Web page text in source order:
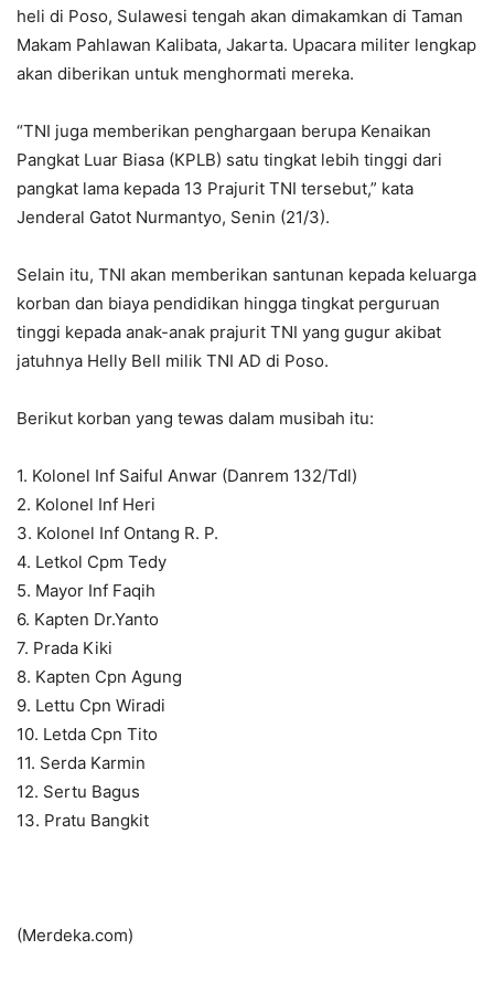
heli di Poso, Sulawesi tengah akan dimakamkan di Taman
Makam Pahlawan Kalibata, Jakarta. Upacara militer lengkap
akan diberikan untuk menghormati mereka.
“TNI juga memberikan penghargaan berupa Kenaikan
Pangkat Luar Biasa (KPLB) satu tingkat lebih tinggi dari
pangkat lama kepada 13 Prajurit TNI tersebut,” kata
Jenderal Gatot Nurmantyo, Senin (21/3).
Selain itu, TNI akan memberikan santunan kepada keluarga
korban dan biaya pendidikan hingga tingkat perguruan
tinggi kepada anak-anak prajurit TNI yang gugur akibat
jatuhnya Helly Bell milik TNI AD di Poso.
Berikut korban yang tewas dalam musibah itu:
1. Kolonel Inf Saiful Anwar (Danrem 132/Tdl)
2. Kolonel Inf Heri
3. Kolonel Inf Ontang R. P.
4. Letkol Cpm Tedy
5. Mayor Inf Faqih
6. Kapten Dr.Yanto
7. Prada Kiki
8. Kapten Cpn Agung
9. Lettu Cpn Wiradi
10. Letda Cpn Tito
11. Serda Karmin
12. Sertu Bagus
13. Pratu Bangkit
(Merdeka.com)